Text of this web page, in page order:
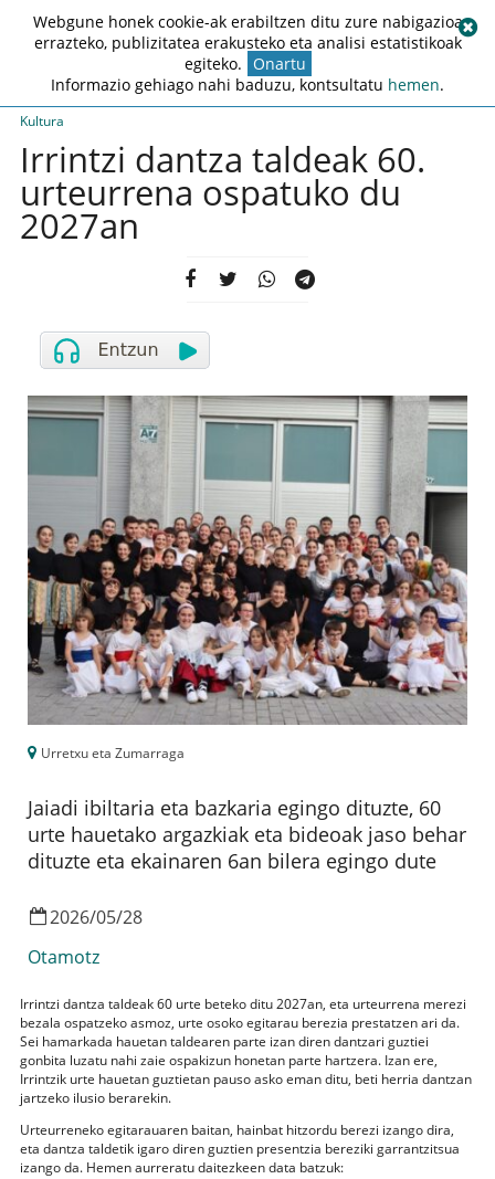
Kultura
Irrintzi dantza taldeak 60.
urteurrena ospatuko du
2027an
Urretxu eta Zumarraga
Jaiadi ibiltaria eta bazkaria egingo dituzte, 60
urte hauetako argazkiak eta bideoak jaso behar
dituzte eta ekainaren 6an bilera egingo dute
2026/05/28
Otamotz
Irrintzi dantza taldeak 60 urte beteko ditu 2027an, eta urteurrena merezi
bezala ospatzeko asmoz, urte osoko egitarau berezia prestatzen ari da.
Sei hamarkada hauetan taldearen parte izan diren dantzari guztiei
gonbita luzatu nahi zaie ospakizun honetan parte hartzera. Izan ere,
Irrintzik urte hauetan guztietan pauso asko eman ditu, beti herria dantzan
jartzeko ilusio berarekin.
Urteurreneko egitarauaren baitan, hainbat hitzordu berezi izango dira,
eta dantza taldetik igaro diren guztien presentzia bereziki garrantzitsua
izango da. Hemen aurreratu daitezkeen data batzuk:
Webgune honek cookie-ak erabiltzen ditu zure nabigazioa
errazteko, publizitatea erakusteko eta analisi estatistikoak
egiteko. Onartu
Informazio gehiago nahi baduzu, kontsultatu hemen.